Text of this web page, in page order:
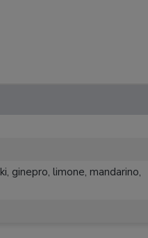
ginepro, limone, mandarino,